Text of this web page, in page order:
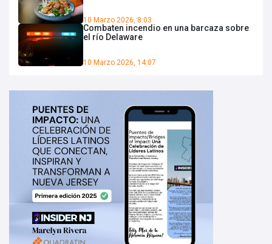
10 Marzo 2026, 8:03
Combaten incendio en una barcaza sobre
el río Delaware
10 Marzo 2026, 14:07